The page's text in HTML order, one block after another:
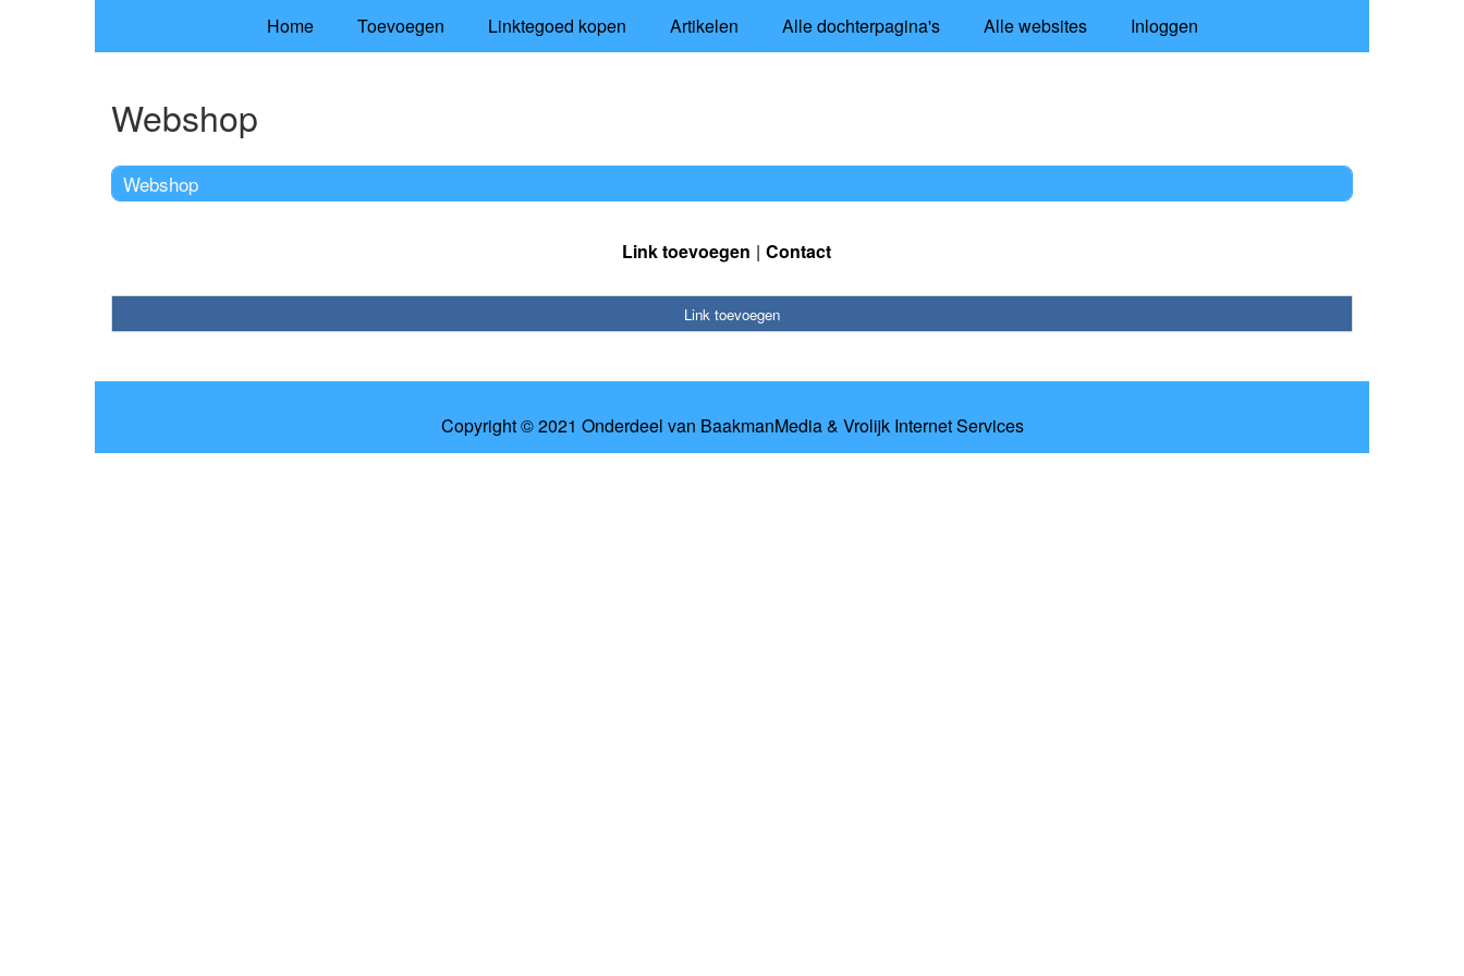
Home Toevoegen Linktegoed kopen Artikelen Alle dochterpagina's Alle websites Inloggen
Webshop
Webshop
Link toevoegen Contact
Link toevoegen
Copyright © 2021 Onderdeel van BaakmanMedia& Vrolijk Internet Services